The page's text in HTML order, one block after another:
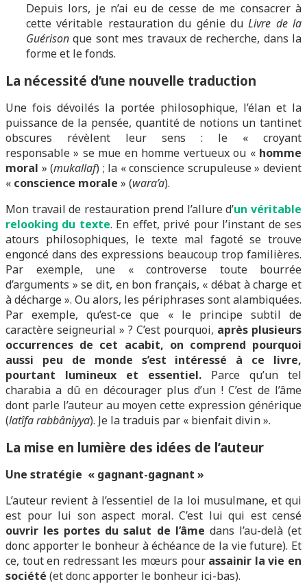
Depuis lors, je n’ai eu de cesse de me consacrer à
cette véritable restauration du génie duLivre de la
Guérison que sont mes travaux de recherche, dans la
forme et le fonds.
La nécessité d’une nouvelle traduction
Une fois dévoilés la portée philosophique, l’élan et la
puissance de la pensée, quantité de notions un tantinet
obscures révèlent leur sens : le « croyant
responsable » se mue en homme vertueux ou « homme
moral » (mukallaf) ; la « conscience scrupuleuse » devient
« conscience morale » (wara’a).
Mon travail de restauration prend l’allure d’un véritable
relooking du texte. En effet, privé pour l’instant de ses
atours philosophiques, le texte mal fagoté se trouve
engoncé dans des expressions beaucoup trop familières.
Par exemple, une « controverse toute bourrée
d’arguments » se dit, en bon français, « débat à charge et
à décharge ». Ou alors, les périphrases sont alambiquées.
Par exemple, qu’est-ce que « le principe subtil de
caractère seigneurial » ? C’est pourquoi, après plusieurs
occurrences de cet acabit, on comprend pourquoi
aussi peu de monde s’est intéressé à ce livre,
pourtant lumineux et essentiel. Parce qu’un tel
charabia a dû en décourager plus d’un ! C’est de l’âme
dont parle l’auteur au moyen cette expression générique
(latîfarabbâniyya). Je la traduis par « bienfait divin ».
La mise en lumière des idées de l’auteur
Une stratégie « gagnant-gagnant »
L’auteur revient à l’essentiel de la loi musulmane, et qui
est pour lui son aspect moral. C’est lui qui est censé
ouvrir les portes du salut de l’âme dans l’au-delà (et
donc apporter le bonheur à échéance de la vie future). Et
ce, tout en redressant les mœurs pour assainir la vie en
société (et donc apporter le bonheur ici-bas).